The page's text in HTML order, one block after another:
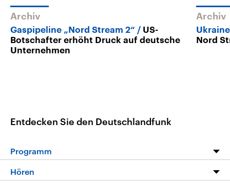
Archiv
Gaspipeline „Nord Stream 2“
US-
Botschafter erhöht Druck auf deutsche
Unternehmen
Archiv
Nord
Entdecken Sie den Deutschlandfunk
Programm
Programm
Hören